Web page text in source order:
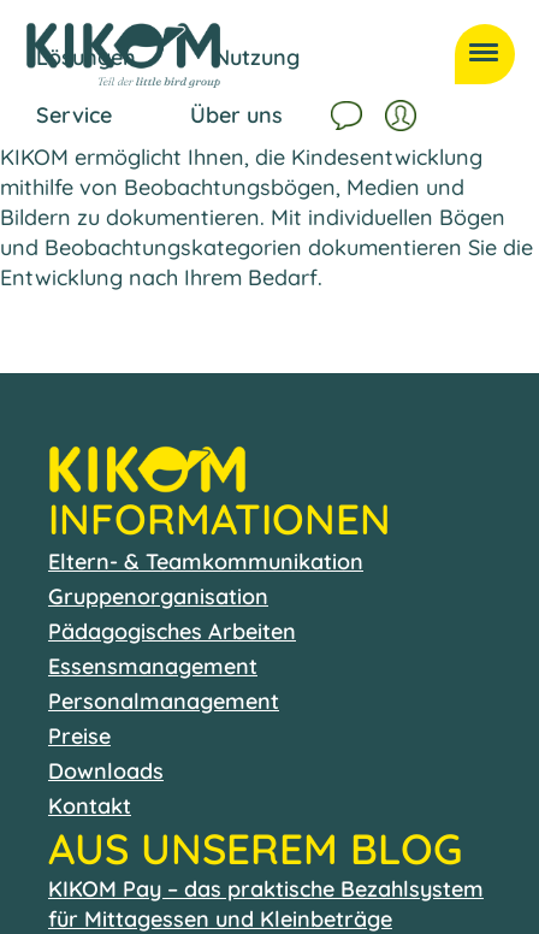
Lösungen Nutzung
Service
Über uns
KIKOM ermöglicht Ihnen, die Kindesentwicklung
mithilfe von Beobachtungsbögen, Medien und
Bildern zu dokumentieren. Mit individuellen Bögen
und Beobachtungskategorien dokumentieren Sie die
Entwicklung nach Ihrem Bedarf.
Previous:
Speiseplanung
Kommunikation
INFORMATIONEN
Eltern- & Teamkommunikation
Gruppenorganisation
Pädagogisches Arbeiten
Essensmanagement
Personalmanagement
Preise
Downloads
Kontakt
AUS UNSEREM BLOG
KIKOM Pay – das praktische Bezahlsystem
für Mittagessen und Kleinbeträge